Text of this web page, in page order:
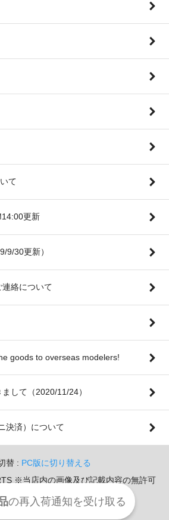
て
更新
9/30更新）
絡について
goods to overseas modelers!
して（2020/11/24）
決済）について
替 : PC版に切り替える
※当店内の画像及び記載内容の無許可
の再入荷通知を受け取る